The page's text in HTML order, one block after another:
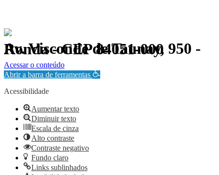
Av. Visconde de Taunay, 950 - Ronda - CEP 84051-000
Política de Privacidade.
Acessar o conteúdo
Abrir a barra de ferramentas
Acessibilidade
Aumentar texto
Diminuir texto
Escala de cinza
Alto contraste
Contraste negativo
Fundo claro
Links sublinhados